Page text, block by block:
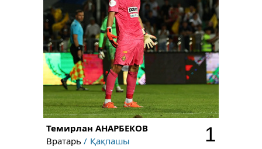
Темирлан АНАРБЕКОВ
Вратарь
Қақпашы 1